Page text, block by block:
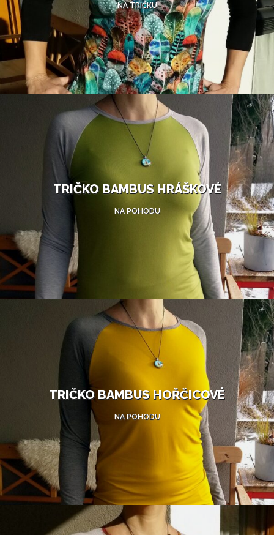
NA TRIČKU
TRIČKO BAMBUS HRÁŠKOVÉ
NA POHODU
TRIČKO BAMBUS HOŘČICOVÉ
NA POHODU